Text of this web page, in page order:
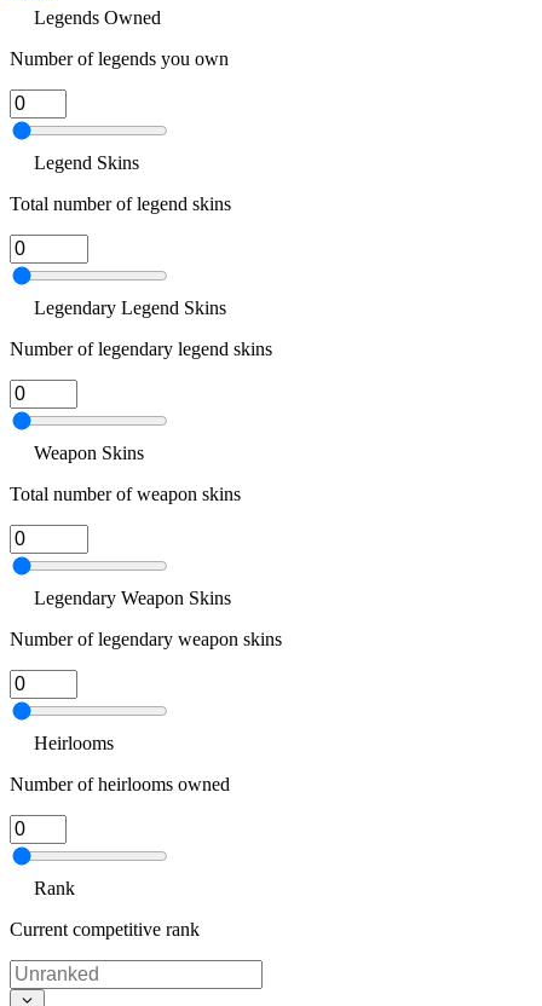
Legends Owned
Number of legends you own
Legend Skins
Total number of legend skins
Legendary Legend Skins
Number of legendary legend skins
Weapon Skins
Total number of weapon skins
Legendary Weapon Skins
Number of legendary weapon skins
Heirlooms
Number of heirlooms owned
Rank
Current competitive rank